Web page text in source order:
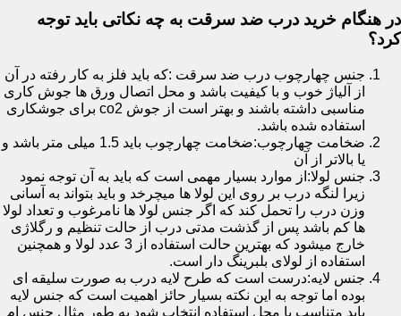
در هنگام خرید درب ضد سرقت به چه نکاتی باید توجه
کرد؟
جنس چهارچوب درب ضد سرقت :که باید فلز به کار رفته در آن
از آلیاژ خوب و با کیفیت باشد و محل اتصال ورق ها جوش کاری
مناسبی داشته باشند و بهتر است از جوش co2 برای جوشکاری
استفاده شده باشد.
ضخامت چهارچوب:ضخامت چهارچوب باید 1.5 میلی متر باشد و
یا بالاتر از آن
جنس لولا:از موارد بسیار مهمی است که باید به آن توجه نمود
زیرا لنگه درب بر روی این لولا ها میچرخد و باید بتواند به آسانی
وزن درب را تحمل کند که اگر جنس لولا ها نامرغوب و تعداد لولا
ها کم باشد پس از گذشت مدتی درب از حالت تنظیم و رگلاژی
خارج میشود که بهترین حالت استفاده از 3 عدد لولا و همچنین
استفاده از لولای بلبرینگ دار است.
جنس لایه:درست است که طرح لایه درب به صورت سلیقه ای
بوده اما توجه به این نکته بسیار حائز اهمیت است که جنس لایه
باید متناسب با محل استفاده انتخاب شود به طور مثال جنس ام